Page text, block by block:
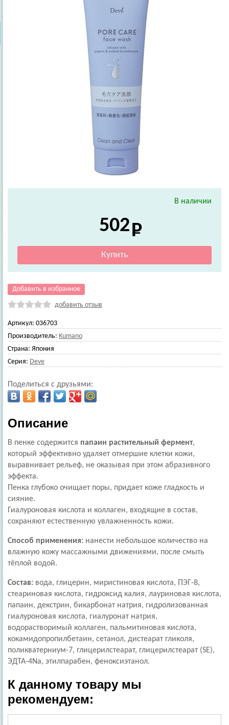
В наличии
502
Добавить в избранное
добавить отзыв
Артикул: 036703
Производитель: Kumano
Страна: Япония
Серия: Deve
Поделиться с друзьями:
Описание
В пенке содержится папаин растительный фермент,
который эффективно удаляет отмершие клетки кожи,
выравнивает рельеф, не оказывая при этом абразивного
эффекта.
Пенка глубоко очищает поры, придает коже гладкость и
сияние.
Гиалуроновая кислота и коллаген, входящие в состав,
сохраняют естественную увлажненность кожи.
Способ применения: нанести небольшое количество на
влажную кожу массажными движениями, после смыть
тёплой водой.
Состав: вода, глицерин, миристиновая кислота, ПЭГ-8,
стеариновая кислота, гидроксид калия, лауриновая кислота,
папаин, декстрин, бикарбонат натрия, гидролизованная
гиалуроновая кислота, гиалуронат натрия,
водорастворимый коллаген, пальмитиновая кислота,
кокамидопропилбетаин, сетанол, дистеарат гликоля,
поликватерниум-7, глицерилстеарат, глицерилстеарат (SE),
ЭДТА-4Na, этилпарабен, феноксиэтанол.
К данному товару мы
рекомендуем: